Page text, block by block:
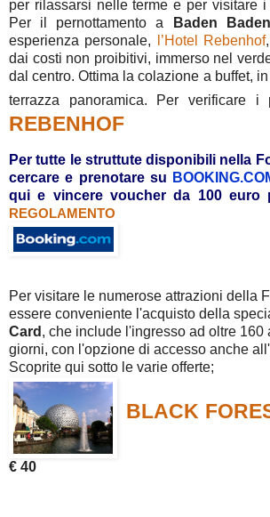
per rilassarsi nelle terme e per visitare
Per il pernottamento a
Baden Baden
esperienza personale,
l’Hotel Rebenhof
dai costi non proibitivi, immerso nel
dal centro. Ottima la colazione a buffet,
terrazza panoramica. Per verificare i
REBENHOF
Per tutte le struttute disponibili nella
cercare e prenotare su
quie vincere voucher da 100 euro
REGOLAMENTO
Per visitare le numerose attrazioni della
essere conveniente l'acquisto della
Card , che include l'ingresso ad oltre 160
giorni, con l'opzione di accesso anche
Scoprite qui sotto le varie offerte;
BLACK
€ 40